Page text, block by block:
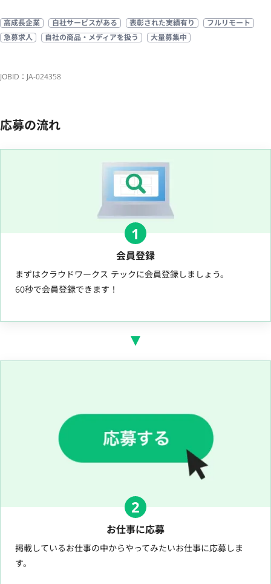
高成長企業 自社サービスがある 表彰された実績有り
フルリモート
急募求人
自社の商品・メディアを扱う 大量募集中
JOBID：JA-024358
応募の流れ
1
会員登録
まずはクラウドワークス テックに会員登録しましょう。
60秒で会員登録できます！
2
お仕事に応募
掲載しているお仕事の中からやってみたいお仕事に応募しま
す。